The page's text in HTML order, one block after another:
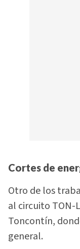
Cortes de
Otro de los
al circuito TON-
Toncontín,
general.